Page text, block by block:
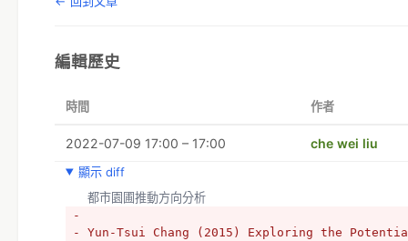
編輯歷史
時間 作者
2022-07-09 17:00 – 17:00 che wei liu
顯示 diff
  都市園圃推動方向分析
-
- Yun-Tsui Chang (2015) Exploring the